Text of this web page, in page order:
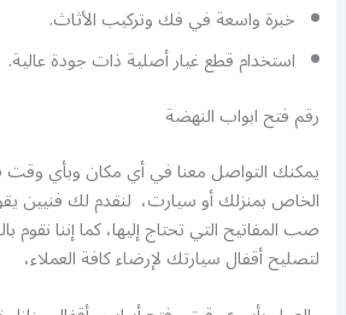
خبرة واسعة في فك وتركيب الأثاث.
استخدام قطع غيار أصلية ذات جودة عالية.
رقم فتح ابواب النهضة
يمكنك التواصل معنا في أي مكان وبأي وقت
الخاص بمنزلك أو سيارت، لنقدم لك فنيين
صب المفاتيح التي تحتاج إليها، كما إننا
لتصليح أقفال سيارتك لإرضاء كافة العملاء،